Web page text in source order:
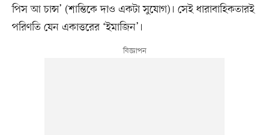
পিস আ চান্স’ (শান্তিকে দাও একটা সুযোগ)। সেই ধারাবাহিকতারই
পরিণতি যেন একাত্তরের ‘ইমাজিন’।